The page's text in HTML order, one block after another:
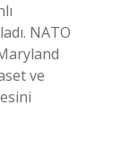
NATO
ve